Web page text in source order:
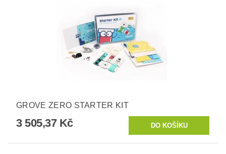
GROVE ZERO STARTER KIT
3 505,37 Kč